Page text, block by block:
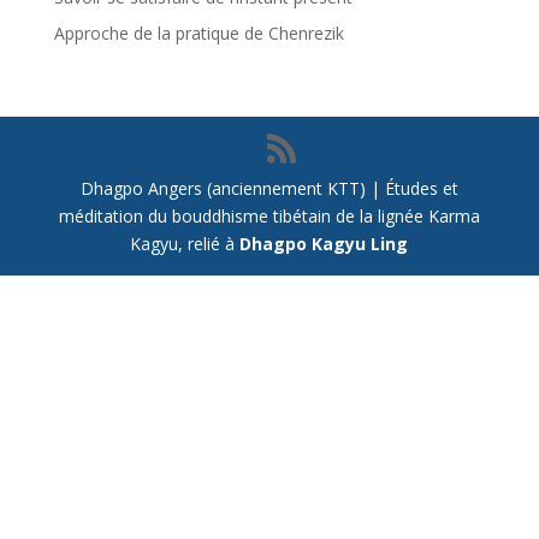
Approche de la pratique de Chenrezik
Dhagpo Angers (anciennement KTT) | Études et
méditation du bouddhisme tibétain de la lignée Karma
Kagyu, relié à Dhagpo Kagyu Ling